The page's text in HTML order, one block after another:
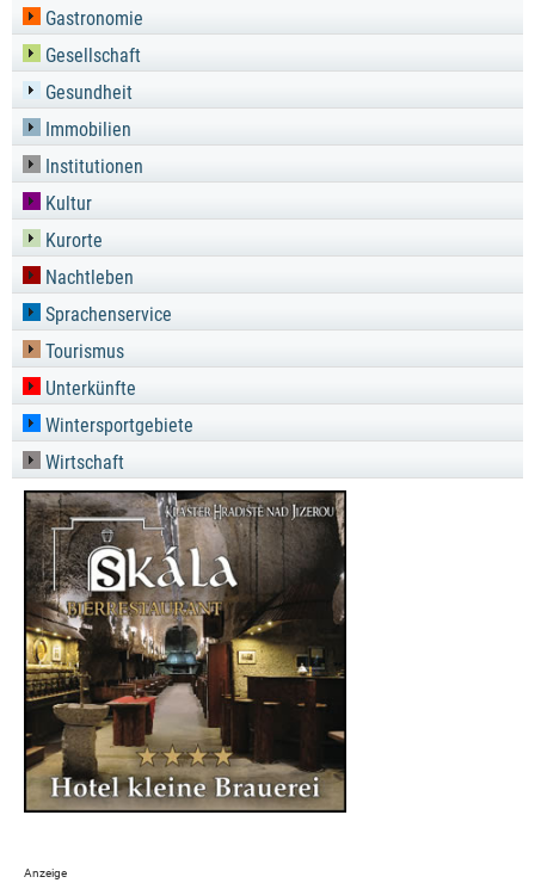
Gastronomie
Gesellschaft
Gesundheit
Immobilien
Institutionen
Kultur
Kurorte
Nachtleben
Sprachenservice
Tourismus
Unterkünfte
Wintersportgebiete
Wirtschaft